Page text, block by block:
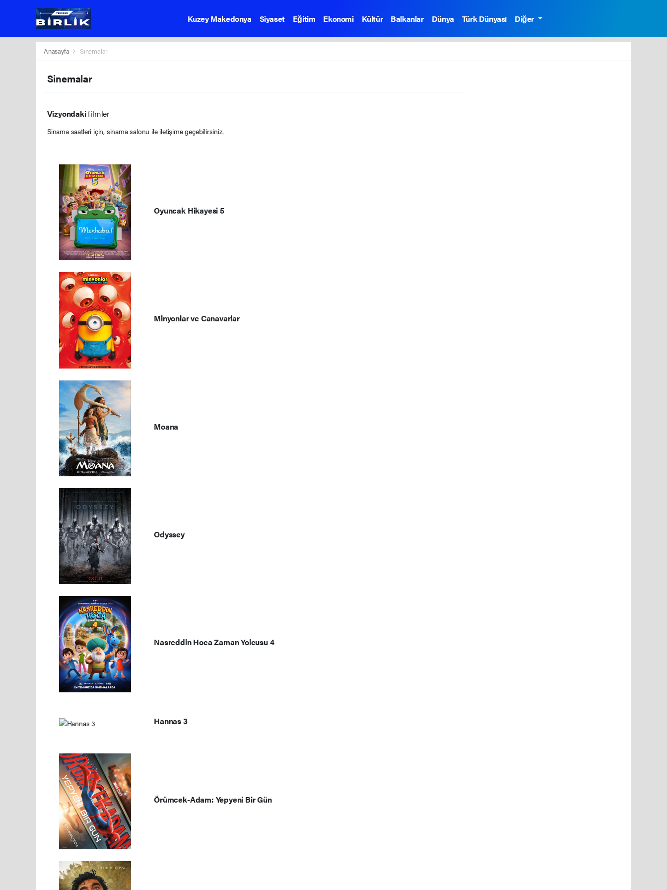
Kuzey Makedonya Siyaset Eğitim Ekonomi Kültür Balkanlar Dünya Türk Dünyası Diğer
Anasayfa Sinemalar
Sinemalar
Vizyondakifilmler
Sinama saatleri için, sinama salonu ile iletişime geçebilirsiniz.
Oyuncak Hikayesi 5
Minyonlar ve Canavarlar
Moana
Odyssey
Nasreddin Hoca Zaman Yolcusu 4
Hannas 3
Örümcek-Adam: Yepyeni Bir Gün